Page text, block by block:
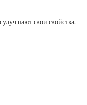
улучшают свои свойства.